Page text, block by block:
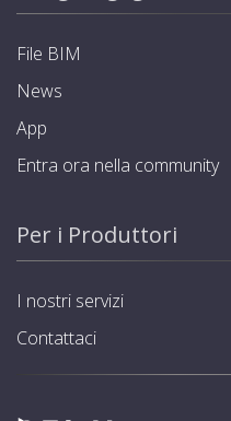
File BIM
News
App
Entra ora nella community
Per i Produttori
I nostri servizi
Contattaci